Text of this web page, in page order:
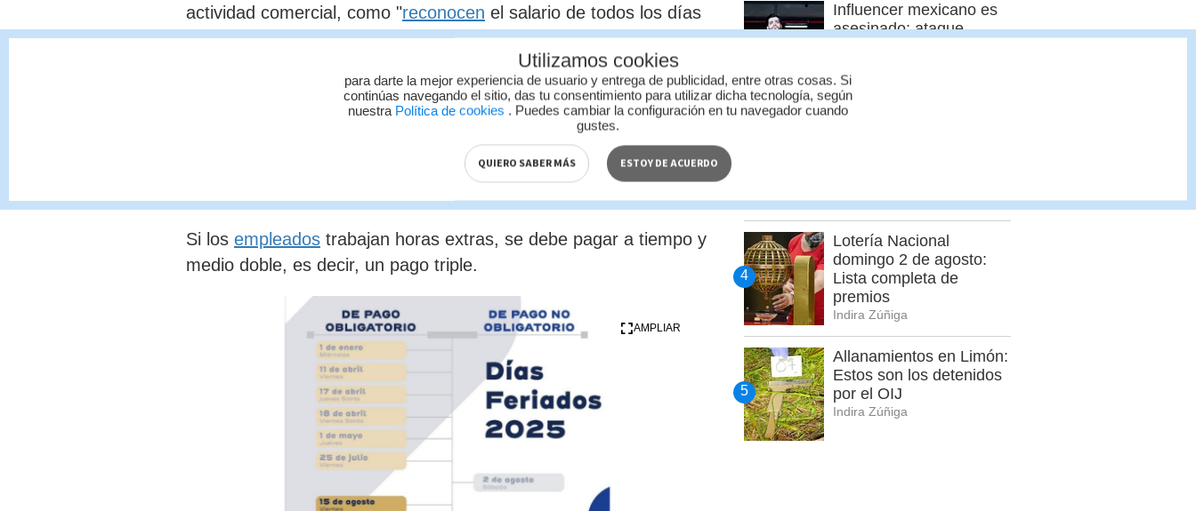
actividad comercial, como "reconocen el salario de todos los días
del mes, aunque sean descansos semanales o feriados. En estos
deben cancelar el salario completo de la semana,de la
quincena o del mes aun si no trabajan el feriado", detalló el
Si se trabaja el feriado, le deben decancelar un día más
Si los empleados trabajan horas extras, se debe pagar a tiempo y
medio doble, es decir, un pago triple.
AMPLIAR
Influencer mexicano es
asesinado; ataque
Redacción Multimedios
Indira Zúñiga
Lotería Nacional
domingo 2 de agosto:
Lista completa de
premios
Indira Zúñiga
Allanamientos en Limón:
Estos son los detenidos
por el OIJ
Indira Zúñiga
Utilizamos cookies
para darte la mejor experiencia de usuario y entrega de publicidad, entre otras cosas. Si
continúas navegando el sitio, das tu consentimiento para utilizar dicha tecnología, según
nuestra Política de cookies . Puedes cambiar la configuración en tu navegador cuando
gustes.
QUIERO SABER MÁS ESTOY DE ACUERDO